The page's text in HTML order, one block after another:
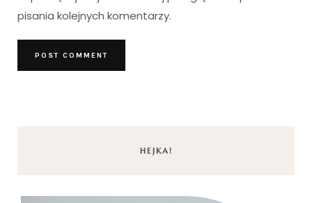
pisania kolejnych komentarzy.
HEJKA!